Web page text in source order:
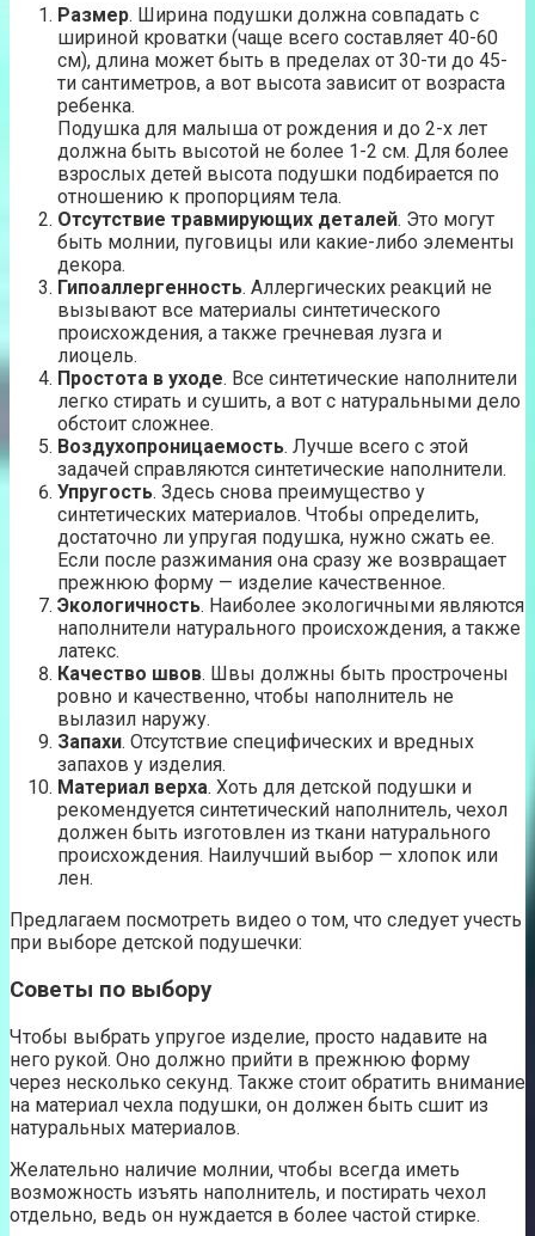
Размер. Ширина подушки должна совпадать с
шириной кроватки (чаще всего составляет 40-60
см), длина может быть в пределах от 30-ти до 45-
ти сантиметров, а вот высота зависит от возраста
ребенка.
Подушка для малыша от рождения и до 2-х лет
должна быть высотой не более 1-2 см. Для более
взрослых детей высота подушки подбирается по
отношению к пропорциям тела.
Отсутствие травмирующих деталей. Это могут
быть молнии, пуговицы или какие-либо элементы
декора.
Гипоаллергенность. Аллергических реакций не
вызывают все материалы синтетического
происхождения, а также гречневая лузга и
лиоцель.
Простота в уходе. Все синтетические наполнители
легко стирать и сушить, а вот с натуральными дело
обстоит сложнее.
Воздухопроницаемость. Лучше всего с этой
задачей справляются синтетические наполнители.
Упругость. Здесь снова преимущество у
синтетических материалов. Чтобы определить,
достаточно ли упругая подушка, нужно сжать ее.
Если после разжимания она сразу же возвращает
прежнюю форму — изделие качественное.
Экологичность. Наиболее экологичными являются
наполнители натурального происхождения, а также
латекс.
Качество швов. Швы должны быть прострочены
ровно и качественно, чтобы наполнитель не
вылазил наружу.
Запахи. Отсутствие специфических и вредных
запахов у изделия.
Материал верха. Хоть для детской подушки и
рекомендуется синтетический наполнитель, чехол
должен быть изготовлен из ткани натурального
происхождения. Наилучший выбор — хлопок или
лен.
Предлагаем посмотреть видео о том, что следует учесть
при выборе детской подушечки:
Советы по выбору
Чтобы выбрать упругое изделие, просто надавите на
него рукой. Оно должно прийти в прежнюю форму
через несколько секунд. Также стоит обратить внимание
на материал чехла подушки, он должен быть сшит из
натуральных материалов.
Желательно наличие молнии, чтобы всегда иметь
возможность изъять наполнитель, и постирать чехол
отдельно, ведь он нуждается в более частой стирке.